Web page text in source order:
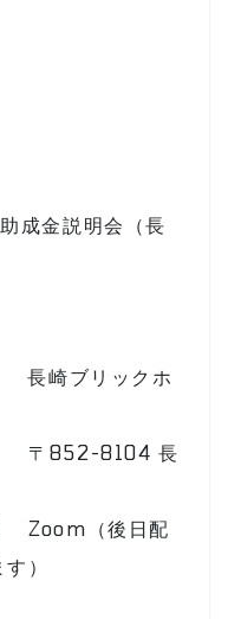
成金説明会（長
崎ブリックホ
長
（後日配
）